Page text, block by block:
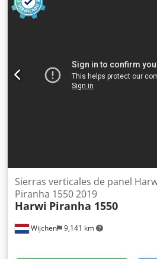
Wijchen 9,141 km
Sierras verticales de panel
Piranha 1550 2019
Harwi Piranha 1550